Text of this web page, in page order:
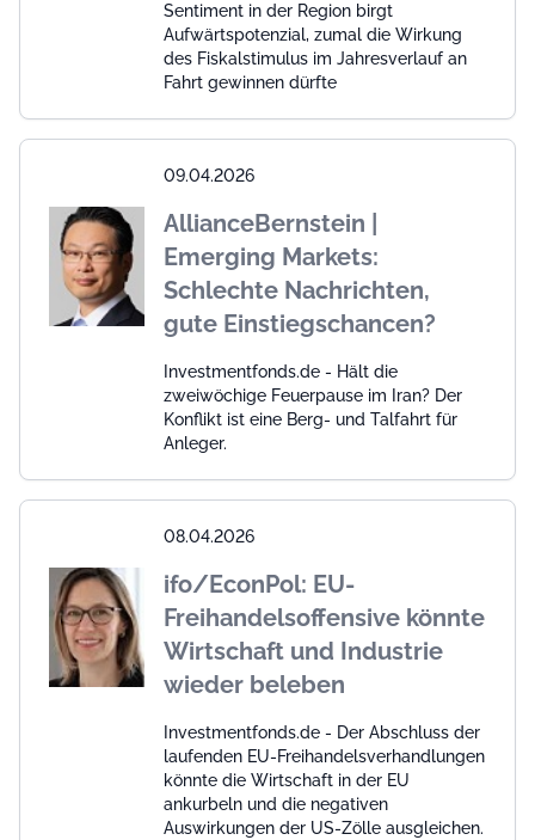
Sentiment in der Region birgt
Aufwärtspotenzial, zumal die Wirkung
des Fiskalstimulus im Jahresverlauf an
Fahrt gewinnen dürfte
09.04.2026
AllianceBernstein |
Emerging Markets:
Schlechte Nachrichten,
gute Einstiegschancen?
Investmentfonds.de - Hält die
zweiwöchige Feuerpause im Iran? Der
Konflikt ist eine Berg- und Talfahrt für
Anleger.
08.04.2026
ifo/EconPol: EU-
Freihandelsoffensive könnte
Wirtschaft und Industrie
wieder beleben
Investmentfonds.de - Der Abschluss der
laufenden EU-Freihandelsverhandlungen
könnte die Wirtschaft in der EU
ankurbeln und die negativen
Auswirkungen der US-Zölle ausgleichen.